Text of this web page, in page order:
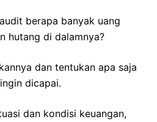
berapa banyak uang
hutang di dalamnya?
dan tentukan apa saja
dicapai.
dan kondisi keuangan,